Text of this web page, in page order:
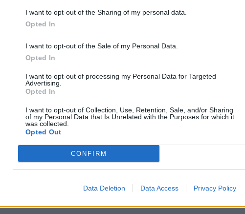
I want to opt-out of the Sharing of my personal data.
Opted In
I want to opt-out of the Sale of my Personal Data.
Opted In
I want to opt-out of processing my Personal Data for Targeted
Advertising.
Opted In
I want to opt-out of Collection, Use, Retention, Sale, and/or Sharing
of my Personal Data that Is Unrelated with the Purposes for which it
was collected.
Opted Out
CONFIRM
Data Deletion Data Access Privacy Policy